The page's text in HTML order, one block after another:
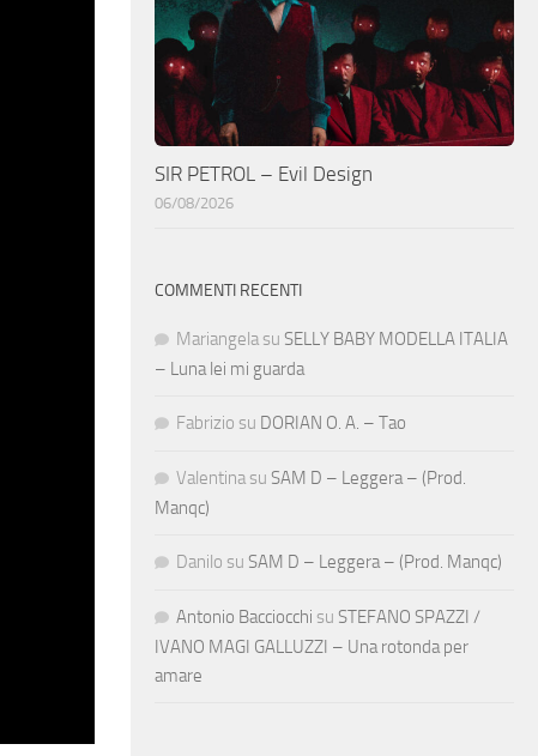
SIR PETROL – Evil Design
06/08/2026
COMMENTI RECENTI
Mariangela su SELLY BABY MODELLA ITALIA
– Luna lei mi guarda
Fabrizio su DORIAN O. A. – Tao
Valentina su SAM D – Leggera – (Prod.
Manqc)
Danilo su SAM D – Leggera – (Prod. Manqc)
Antonio Bacciocchi su STEFANO SPAZZI /
IVANO MAGI GALLUZZI – Una rotonda per
amare